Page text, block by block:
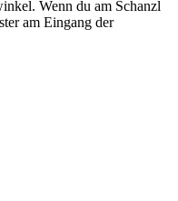
Wenn du am Schanzl
am Eingang der